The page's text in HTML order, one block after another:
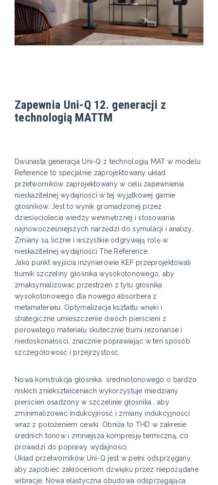
Zapewnia Uni-Q 12. generacji z
technologią MATTM
Dwunasta generacja Uni-Q z technologią MAT w modelu
Reference to specjalnie zaprojektowany układ
przetworników zaprojektowany w celu zapewnienia
nieskazitelnej wydajności w tej wyjątkowej gamie
głośników. Jest to wynik gromadzonej przez
dziesięciolecia wiedzy wewnętrznej i stosowania
najnowocześniejszych narzędzi do symulacji i analizy.
Zmiany są liczne i wszystkie odgrywają rolę w
nieskazitelnej wydajności The Reference.
Jako punkt wyjścia inżynierowie KEF przeprojektowali
tłumik szczeliny głośnika wysokotonowego, aby
zmaksymalizować przestrzeń z tyłu głośnika
wysokotonowego dla nowego absorbera z
metamateriału. Optymalizacja kształtu wnęki i
strategiczne umieszczenie dwóch pierścieni z
porowatego materiału skutecznie tłumi rezonanse i
niedoskonałości, znacznie poprawiając w ten sposób
szczegółowość i przejrzystość.
Nowa konstrukcja głośnika średniotonowego o bardzo
niskich zniekształceniach wykorzystuje miedziany
pierścień osadzony w szczelinie głośnika , aby
zminimalizować indukcyjność i zmiany indukcyjności
wraz z położeniem cewki. Obniża to THD w zakresie
średnich tonów i zmniejsza kompresję termiczną, co
prowadzi do poprawy wydajności.
Układ przetworników Uni-Q jest w pełni odsprzęgany,
aby zapobiec zakłóceniom dźwięku przez niepożądane
wibracje. Nowa elastyczna obudowa odsprzęgająca